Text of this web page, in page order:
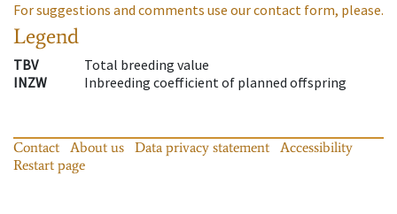
For suggestions and comments use our contact form, please.
Legend
TBV
Total breeding value
INZW
Inbreeding coefficient of planned offspring
Contact About us Data privacy statement
Accessibility
Restart page